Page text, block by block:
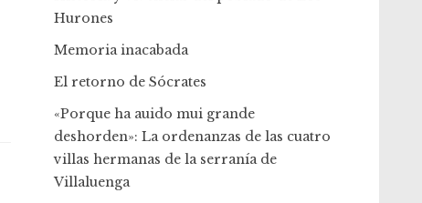
Hurones
Memoria inacabada
El retorno de Sócrates
«Porque ha auido mui grande
deshorden»: La ordenanzas de las cuatro
villas hermanas de la serranía de
Villaluenga